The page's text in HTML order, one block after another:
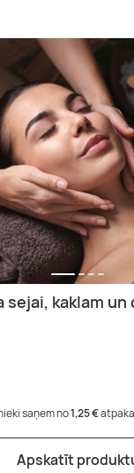
sejai, kaklam
saņem no1,25 €
Apskatīt